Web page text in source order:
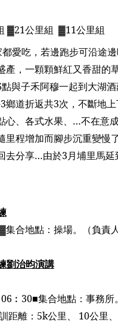
▓21公里組 ▓11公里組
愛吃，若邊跑步可沿途
，一顆顆鮮紅又香甜的
點與子禾阿穆一起到大湖酒
鄉道折返共3次，不斷地
心、各式水果、…不在意
里程增加而腳步沉重變慢
去分享…由於3月埔里馬延
集合地點：操場。（負責
劉治昀演講
06 ︰ 30■集合地點：事務所。
距離： 5k公里、 10公里、